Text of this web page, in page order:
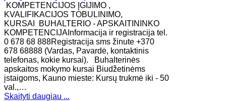
KOMPETENCIJOS ĮGIJIMO ,
KVALIFIKACIJOS TOBULINIMO,
KURSAI BUHALTERIO - APSKAITININKO
KOMPETENCIJAInformacija ir registracija tel.
0 678 68 888Registracija sms žinute +370
678 68888 (Vardas, Pavardė, kontaktinis
telefonas, kokie kursai). Buhalterinės
apskaitos mokymo kursai Biudžetinėms
įstaigoms, Kauno mieste: Kursų trukmė iki - 50
val.,…
Skaityti daugiau ...